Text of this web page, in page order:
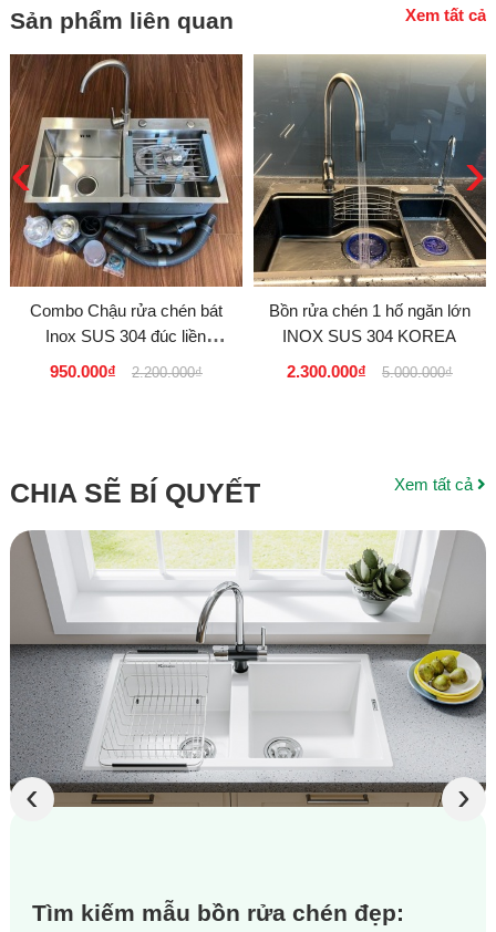
Sản phẩm liên quan Xem tất cả
Combo Chậu rửa chén bát
Inox SUS 304 đúc liền
nguyên khối Model 8245L D
950.000₫ 2.200.000₫
Bồn rửa chén 1 hố ngăn lớn
INOX SUS 304 KOREA
2.300.000₫
5.000.000₫
‹ ›
CHIA SẼ BÍ QUYẾT Xem tất cả
Tìm kiếm mẫu bồn rửa chén đẹp:
‹ ›